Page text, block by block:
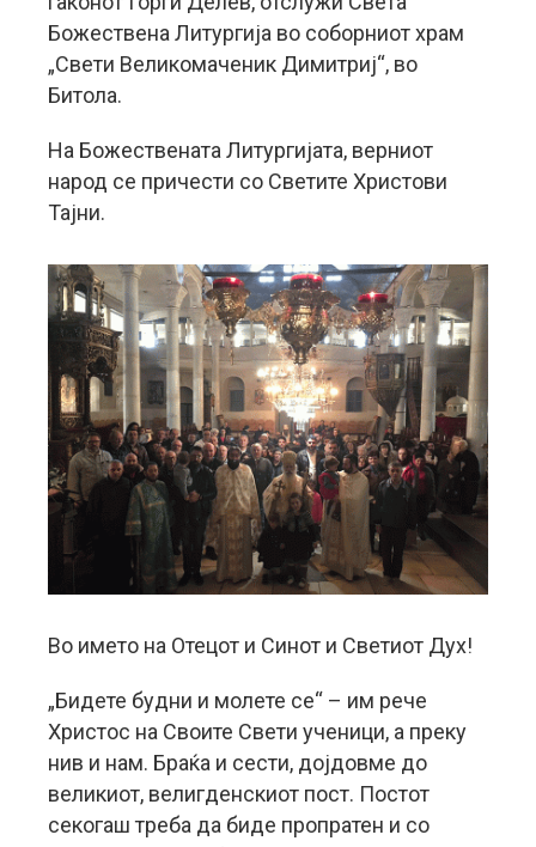
Божествена Литургија во соборниот храм
„Свети Великомаченик Димитриј“, во
Битола.
На Божествената Литургијата, верниот
народ се причести со Светите Христови
Тајни.
Во името на Отецот и Синот и Светиот Дух!
„Бидете будни и молете се“ – им рече
Христос на Своите Свети ученици, а преку
нив и нам. Браќа и сести, дојдовме до
великиот, велигденскиот пост. Постот
секогаш треба да биде пропратен и со